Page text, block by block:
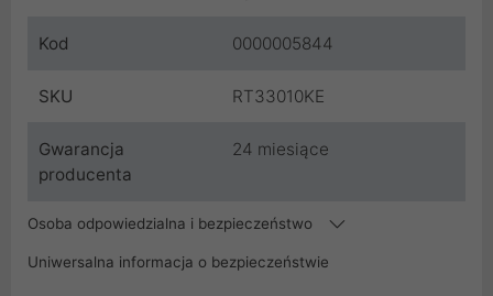
Kod 0000005844
SKU RT33010KE
Gwarancja
producenta
24 miesiące
Osoba odpowiedzialna i bezpieczeństwo
Uniwersalna informacja o bezpieczeństwie